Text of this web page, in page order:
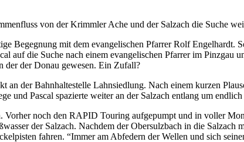
von der Krimmler Ache und der Salzach die Suche
Begegnung mit dem evangelischen Pfarrer Rolf Engelhardt.
auf die Suche nach einem evangelischen Pfarrer im
der der Donau gewesen. Ein Zufall?
an der Bahnhaltestelle Lahnsiedlung. Nach einem kurzen
und Pascal spazierte weiter an der Salzach entlang um
noch den RAPID Touring aufgepumpt und in voller
der Salzach. Nachdem der Obersulzbach in die
fahren. “Immer am Abfedern der Wellen und sich